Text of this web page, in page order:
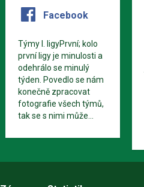
Facebook
Týmy I. ligyPrvní; kolo
první ligy je minulosti a
odehrálo se minulý
týden. Povedlo se nám
konečně zpracovat
fotografie všech týmů,
tak se s nimi může...